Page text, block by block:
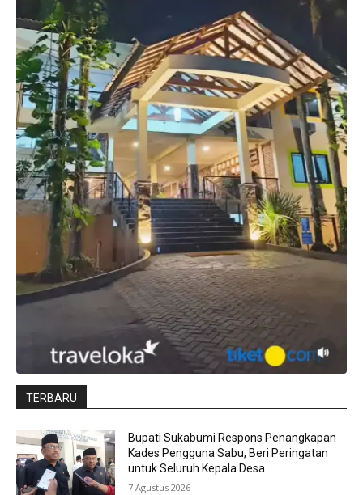
TERBARU
Bupati Sukabumi Respons Penangkapan
Kades Pengguna Sabu, Beri Peringatan
untuk Seluruh Kepala Desa
7 Agustus 2026